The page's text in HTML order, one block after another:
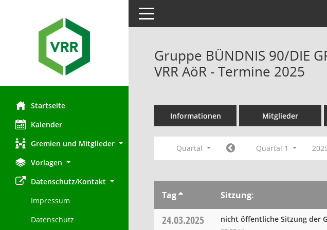
Startseite
Kalender
Gremien und Mitglieder
Vorlagen
Datenschutz/Kontakt
Impressum
Datenschutz
Toggle navigation
Gruppe BÜNDNIS 90/DIE
VRR AöR - Termine 2025
Informationen Mitglieder
Quartal Quartal 1
Tag Sitzung:
24.03.2025 nicht öffentliche Sitzung der